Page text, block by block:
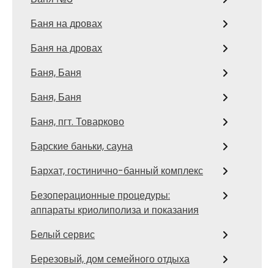
Баня на дровах
Баня на дровах
Баня, Баня
Баня, Баня
Баня, пгт. Товарково
Барские баньки, сауна
Бархат, гостинично-банный комплекс
Безоперационные процедуры:
аппараты криолиполиза и показания
Белый сервис
Березовый, дом семейного отдыха